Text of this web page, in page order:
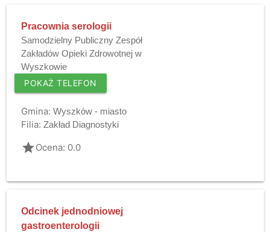
Pracownia serologii
Samodzielny Publiczny Zespół
Zakładów Opieki Zdrowotnej w
Wyszkowie
POKAŻ TELEFON
Gmina: Wyszków - miasto
Filia: Zakład Diagnostyki
gradeOcena: 0.0
Odcinek jednodniowej
gastroenterologii